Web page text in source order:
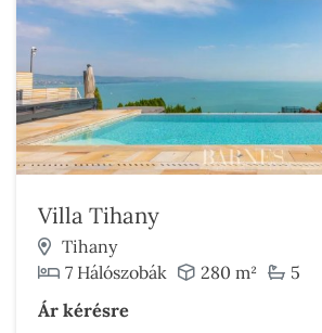
Villa Tihany
Tihany
7 Hálószobák
280 m²
5
Ár kérésre